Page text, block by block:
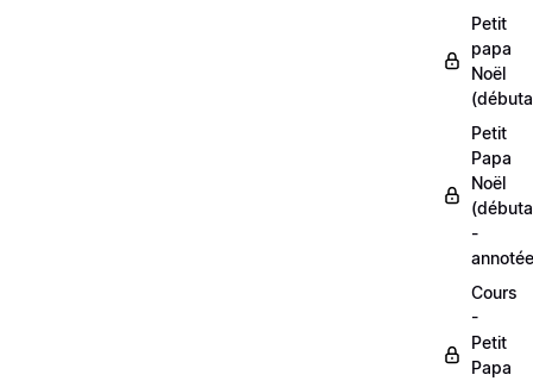
Petit
papa
Noël
Petit
Papa
Noël
-
Cours
-
Petit
Papa